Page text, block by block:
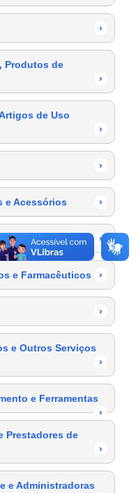
›
Produtos de
›
de Uso
›
›
e Acessórios ›
›
e Farmacêuticos ›
›
e Outros Serviços
›
e Ferramentas
›
Prestadores de
›
e Administradoras